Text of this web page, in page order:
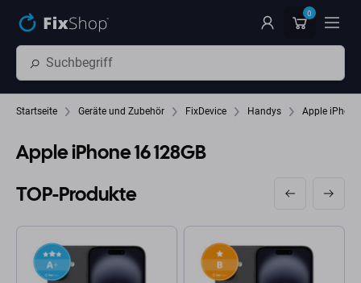
0
Startseite Geräte und Zubehör FixDevice Handys Apple
Apple iPhone 16 128GB
TOP-Produkte